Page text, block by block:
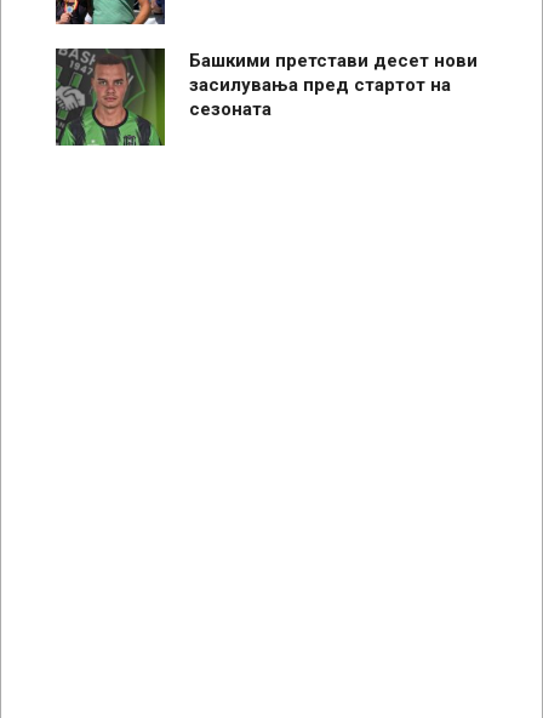
Башкими претстави десет нови
засилувања пред стартот на
сезоната